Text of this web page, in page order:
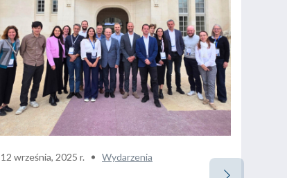
12 września, 2025 r. Wydarzenia